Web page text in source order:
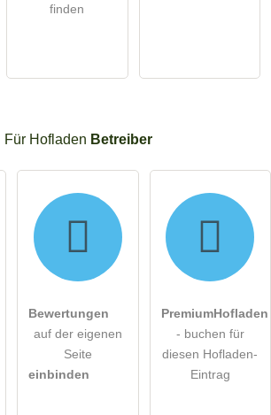
finden
Für Hofladen Betreiber
Bewertungen
auf der eigenen
Seite
einbinden
PremiumHofladen
- buchen für
diesen Hofladen-
Eintrag